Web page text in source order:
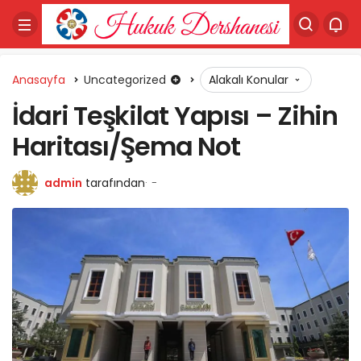
Anasayfa Uncategorized Alakalı Konular
İdari Teşkilat Yapısı – Zihin
Haritası/Şema Not
admin tarafından -